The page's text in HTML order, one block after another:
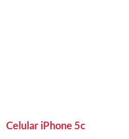
Celular iPhone 5c